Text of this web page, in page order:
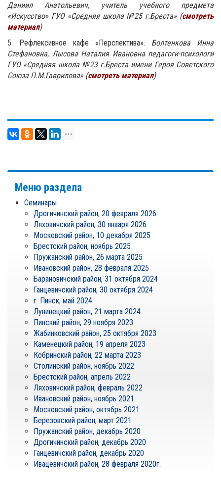
Даниил Анатольевич, учитель учебного предмета
«Искусство» ГУО «Средняя школа №25 г.Бреста» (смотреть
материал)
5. Рефлексивное кафе «Перспектива». Болтенкова Инна
Стефановна, Лысова Наталия Ивановна педагоги-психологи
ГУО «Средняя школа №23 г.Бреста имени Героя Советского
Союза П.М.Гаврилова» (смотреть материал)
Меню раздела
Семинары
Дрогичинский район, 20 февраля 2026
Ляховичский район, 30 января 2026
Московский район, 10 декабря 2025
Брестский район, ноябрь 2025
Пружанский район, 26 марта 2025
Ивановский район, 28 февраля 2025
Барановичский район, 31 октября 2024
Ганцевичский район, 30 октября 2024
г. Пинск, май 2024
Лунинецкий район, 21 марта 2024
Пинский район, 29 ноября 2023
Жабинковский район, 25 октября 2023
Каменецкий район, 19 апреля 2023
Кобринский район, 22 марта 2023
Столинский район, ноябрь 2022
Брестский район, апрель 2022
Ляховичский район, февраль 2022
Ивановский район, ноябрь 2021
Московский район, октябрь 2021
Березовский район, март 2021
Пружанский район, декабрь 2020
Дрогичинский район, декабрь 2020
Ганцевичский район, декабрь 2020
Ивацевичский район, 28 февраля 2020г.